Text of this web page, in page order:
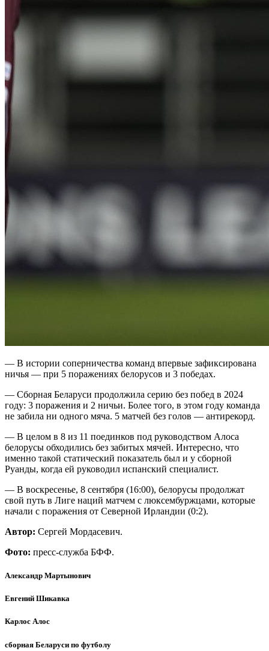
— В истории соперничества команд впервые зафиксирована
ничья — при 5 поражениях белорусов и 3 победах.
— Сборная Беларуси продолжила серию без побед в 2024
году: 3 поражения и 2 ничьи. Более того, в этом году команда
не забила ни одного мяча. 5 матчей без голов — антирекорд.
— В целом в 8 из 11 поединков под руководством Алоса
белорусы обходились без забитых мячей. Интересно, что
именно такой статический показатель был и у сборной
Руанды, когда ей руководил испанский специалист.
— В воскресенье, 8 сентября (16:00), белорусы продолжат
свой путь в Лиге наций матчем с люксембуржцами, которые
начали с поражения от Северной Ирландии (0:2).
Автор: Сергей Мордасевич.
Фото: пресс-служба БФФ.
Александр Мартынович
Евгений Шикавка
Карлос Алос
сборная Беларуси по футболу